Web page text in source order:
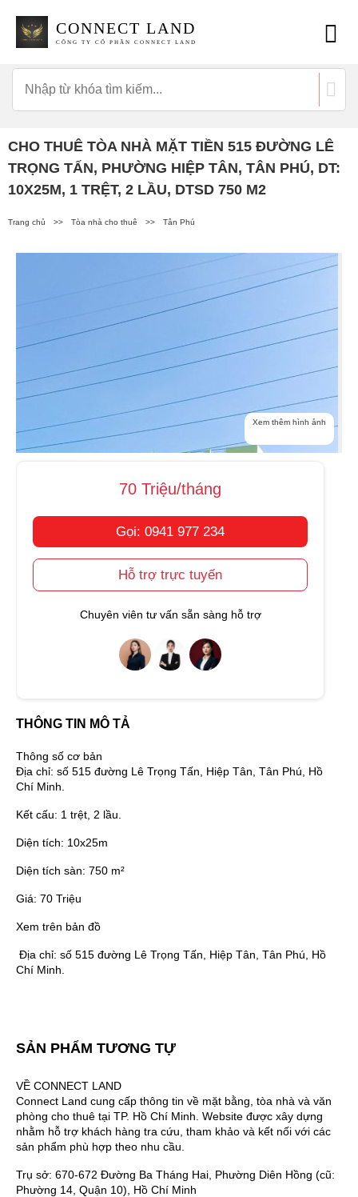
CONNECT LAND
CÔNG TY CỔ PHẦN CONNECT LAND
CHO THUÊ TÒA NHÀ MẶT TIỀN 515 ĐƯỜNG LÊ
TRỌNG TẤN, PHƯỜNG HIỆP TÂN, TÂN PHÚ, DT:
10X25M, 1 TRỆT, 2 LẦU, DTSD 750 M2
Trang chủ >> Tòa nhà cho thuê >> Tân Phú
Xem thêm hình ảnh
70 Triệu/tháng
Gọi: 0941 977 234
Hỗ trợ trực tuyến
Chuyên viên tư vấn sẵn sàng hỗ trợ
THÔNG TIN MÔ TẢ
Thông số cơ bản
Địa chỉ: số 515 đường Lê Trọng Tấn, Hiệp Tân, Tân Phú, Hồ
Chí Minh.
Kết cấu: 1 trệt, 2 lầu.
Diện tích: 10x25m
Diện tích sàn: 750 m²
Giá: 70 Triệu
Xem trên bản đồ
Địa chỉ: số 515 đường Lê Trọng Tấn, Hiệp Tân, Tân Phú, Hồ
Chí Minh.
SẢN PHẨM TƯƠNG TỰ
VỀ CONNECT LAND
Connect Land cung cấp thông tin về mặt bằng, tòa nhà và văn
phòng cho thuê tại TP. Hồ Chí Minh. Website được xây dựng
nhằm hỗ trợ khách hàng tra cứu, tham khảo và kết nối với các
sản phẩm phù hợp theo nhu cầu.
Trụ sở: 670-672 Đường Ba Tháng Hai, Phường Diên Hồng (cũ:
Phường 14, Quận 10), Hồ Chí Minh